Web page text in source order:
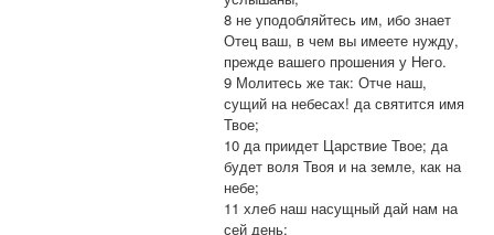
8 не уподобляйтесь им, ибо знает
Отец ваш, в чем вы имеете нужду,
прежде вашего прошения у Него.
9 Молитесь же так: Отче наш,
сущий на небесах! да святится имя
Твое;
10 да приидет Царствие Твое; да
будет воля Твоя и на земле, как на
небе;
11 хлеб наш насущный дай нам на
сей день;